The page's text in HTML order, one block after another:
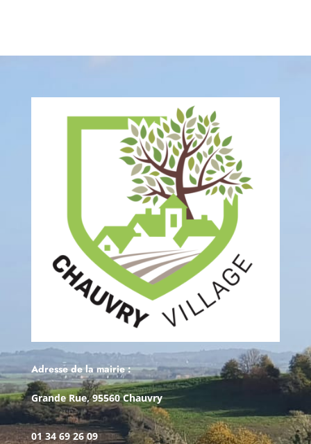
Adresse de la mairie :
Grande Rue, 95560 Chauvry
01 34 69 26 09